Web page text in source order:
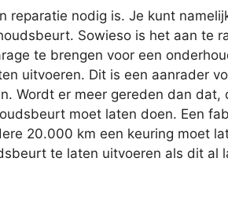
reparatie nodig is. Je kunt
Sowieso is het aan te
te brengen voor een
uitvoeren. Dit is een aanrader
Wordt er meer gereden dan dat,
moet laten doen. Een
20.000 km een keuring moet
te laten uitvoeren als dit al